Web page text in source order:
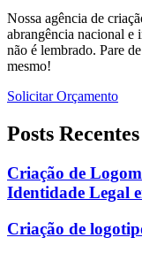
Nossa agência de
abrangência nacional e
não é lembrado. Pare
mesmo!
Solicitar Orçamento
Posts Recentes
Criação de
Identidade Legal
Criação de